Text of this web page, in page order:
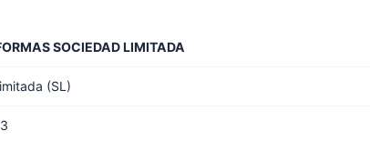
SOCIEDAD LIMITADA
(SL)